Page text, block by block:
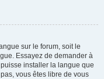
sur le forum, soit le
Essayez de demander à
installer la langue que
vous êtes libre de vous